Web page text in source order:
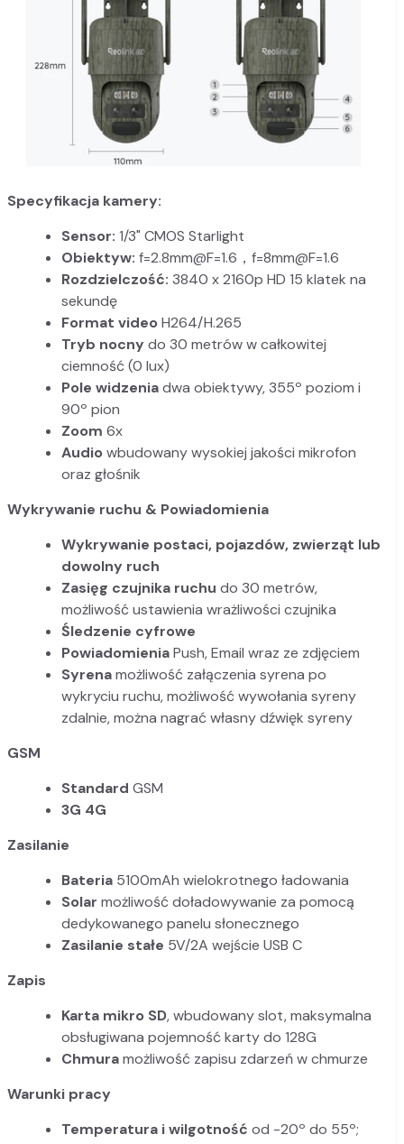
Specyfikacja kamery:
Sensor: 1/3" CMOS Starlight
Obiektyw: f=2.8mm@F=1.6，f=8mm@F=1.6
Rozdzielczość: 3840 x 2160p HD 15 klatek na
sekundę
Format video H264/H.265
Tryb nocny do 30 metrów w całkowitej
ciemność (0 lux)
Pole widzeniadwa obiektywy, 355º poziom i
90º pion
Zoom 6x
Audio wbudowany wysokiej jakości mikrofon
oraz głośnik
Wykrywanie ruchu & Powiadomienia
Wykrywanie postaci, pojazdów, zwierząt lub
dowolny ruch
Zasięg czujnika ruchu do 30 metrów,
możliwość ustawienia wrażliwości czujnika
Śledzenie cyfrowe
PowiadomieniaPush, Email wraz ze zdjęciem
Syrenamożliwość załączenia syrena po
wykryciu ruchu, możliwość wywołania syreny
zdalnie, można nagrać własny dźwięk syreny
GSM
Standard GSM
3G 4G
Zasilanie
Bateria 5100mAh wielokrotnego ładowania
Solar możliwość doładowywanie za pomocą
dedykowanego panelu słonecznego
Zasilanie stałe 5V/2A wejście USB C
Zapis
Karta mikro SD, wbudowany slot, maksymalna
obsługiwana pojemność karty do 128G
Chmuramożliwość zapisu zdarzeń w chmurze
Warunki pracy
Temperatura i wilgotność od -20º do 55º;